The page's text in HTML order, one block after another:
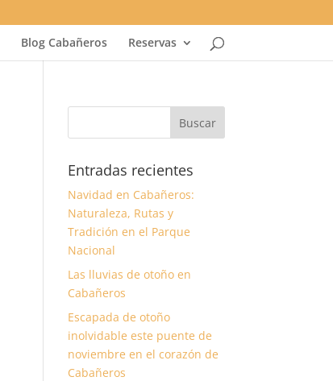
Blog Cabañeros Reservas
Entradas recientes
Navidad en Cabañeros:
Naturaleza, Rutas y
Tradición en el Parque
Nacional
Las lluvias de otoño en
Cabañeros
Escapada de otoño
inolvidable este puente de
noviembre en el corazón de
Cabañeros